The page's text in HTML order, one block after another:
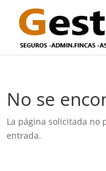
No se
La página solicitada no
entrada.